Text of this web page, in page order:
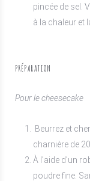
pincée de sel.
à la chaleur et
PRÉPARATION
Pour le cheesecake
Beurrez et
charnière de
À l’aide d’un
poudre fine.